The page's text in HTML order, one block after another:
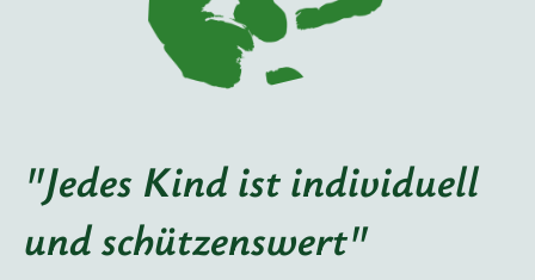
"Jedes Kind ist individuell
und schützenswert"